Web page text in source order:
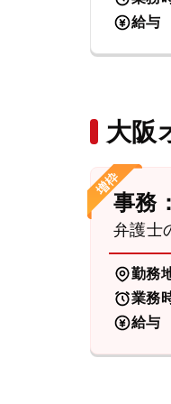
給与
大阪
事務
弁護士
勤務
業務
給与